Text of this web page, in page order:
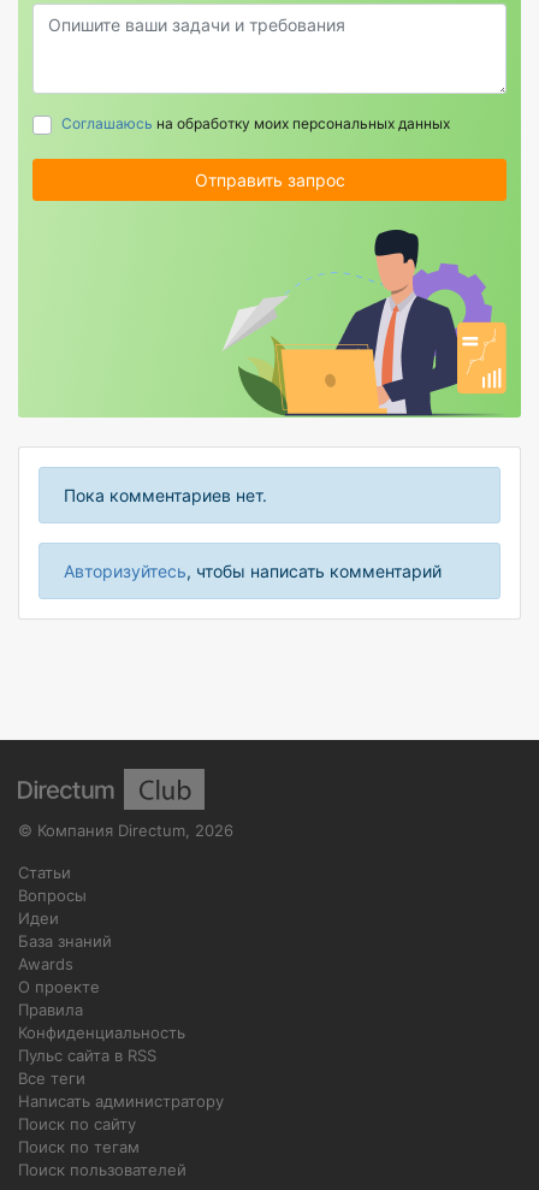
Соглашаюсь на обработку моих персональных данных
Отправить запрос
Пока комментариев нет.
Авторизуйтесь, чтобы написать комментарий
© Компания Directum 2026
Статьи
Вопросы
Идеи
База знаний
Awards
О проекте
Правила
Конфиденциальность
Пульс сайта в RSS
Все теги
Написать администратору
Поиск по сайту
Поиск по тегам
Поиск пользователей